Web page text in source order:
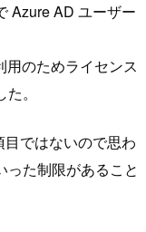
Azure AD ユーザー
用のためライセンス
。
ではないので思わ
た制限があること